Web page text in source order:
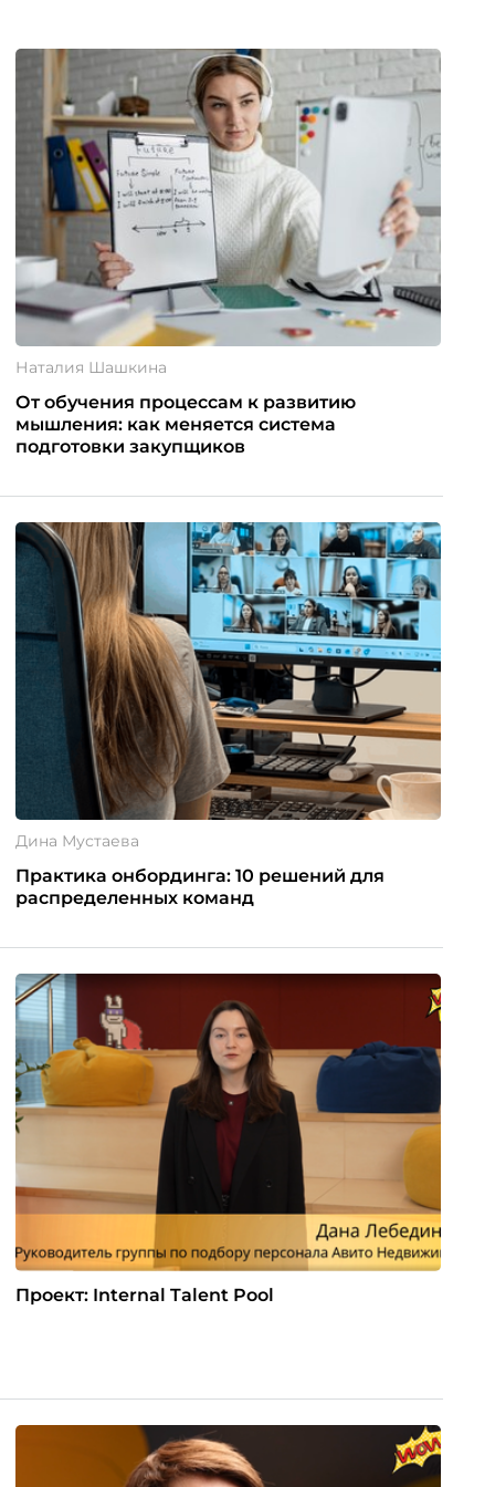
Наталия Шашкина
От обучения процессам к развитию
мышления: как меняется система
подготовки закупщиков
Дина Мустаева
Практика онбординга: 10 решений для
распределенных команд
Проект: Internal Talent Pool